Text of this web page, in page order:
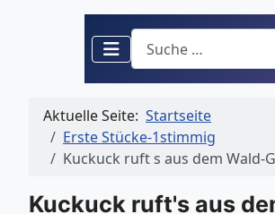
Suchen
Aktuelle Seite: Startseite
Erste Stücke-1stimmig
Kuckuck ruft s aus dem Wald-
Kuckuck ruft's aus